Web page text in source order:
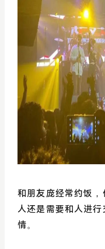
和朋友庞经常约饭，
人还是需要和人进
情。